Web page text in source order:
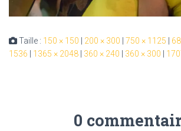
Taille : 150 × 150 200 × 300 750 × 1125
1536
1365 × 2048 360 × 240 360 × 300
0